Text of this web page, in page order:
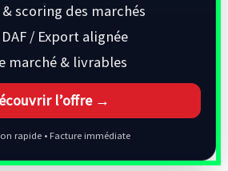
scoring des marchés
/ Export alignée
marché & livrables
l’offre →
rapide • Facture immédiate